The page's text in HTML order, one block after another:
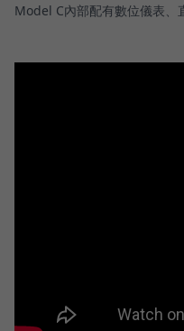
Model C內部配有數位儀表、